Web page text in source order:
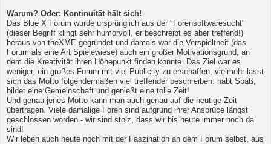
Warum? Oder: Kontinuität hält sich!
Das Blue X Forum wurde ursprünglich aus der "Forensoftwaresucht"
(dieser Begriff klingt sehr humorvoll, er beschreibt es aber treffend!)
heraus von theXME gegründet und damals war die Verspieltheit (das
Forum als eine Art Spielewiese) auch ein großer Motivationsgrund, an
dem die Kreativität ihren Höhepunkt finden konnte. Das Ziel war es
weniger, ein großes Forum mit viel Publicity zu erschaffen, vielmehr lässt
sich das Motto folgendermaßen viel treffender beschreiben: habt Spaß,
bildet eine Gemeinschaft und genießt eine tolle Zeit!
Und genau jenes Motto kann man auch genau auf die heutige Zeit
übertragen. Viele damalige Foren sind aufgrund ihrer Ansprüce längst
geschlossen worden - wir sind stolz, dass wir bis heute immer noch da
sind!
Wir leben auch heute noch mit der Faszination an dem Forum selbst, aus